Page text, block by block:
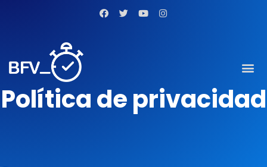
Política de privacidad